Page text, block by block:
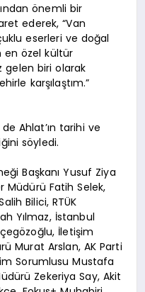
önemli bir
ederek, “Van
eserleri ve doğal
en özel kültür
gelen biri olarak
karşılaştım.”
Ahlat’ın tarihi ve
söyledi.
Başkanı Yusuf Ziya
Müdürü Fatih Selek,
Bilici, RTÜK
Yılmaz, İstanbul
İletişim
Murat Arslan, AK Parti
Sorumlusu Mustafa
Zekeriya Say, Akit